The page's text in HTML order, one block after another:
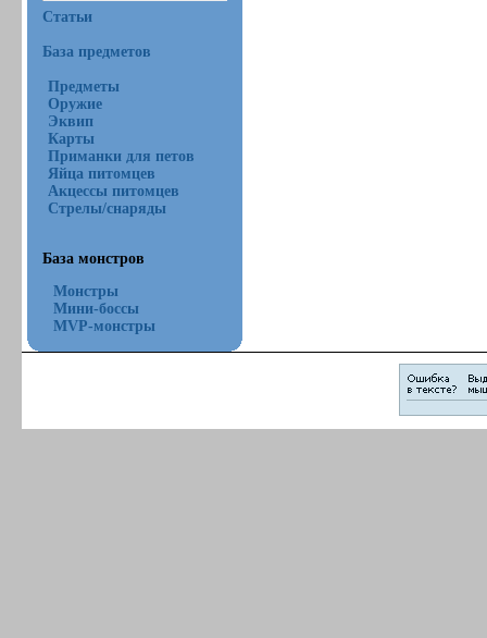
Статьи
База предметов
Предметы
Оружие
Эквип
Карты
Приманки для петов
Яйца питомцев
Акцессы питомцев
Стрелы/снаряды
База монстров
Монстры
Мини-боссы
MVP-монстры